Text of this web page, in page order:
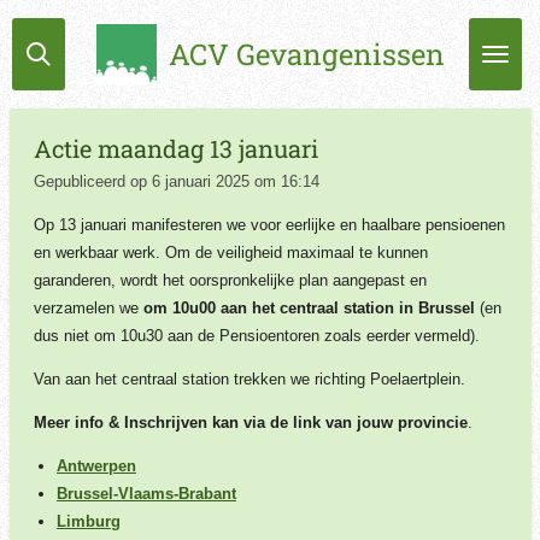
Ga
direct
de
hoofdinhoud
ACV Gevangenissen
Actie maandag 13 januari
Gepubliceerd op 6 januari 2025 om 16:14
Op 13 januari manifesteren we voor eerlijke en haalbare pensioenen
en werkbaar werk. Om de veiligheid maximaal te kunnen
garanderen, wordt het oorspronkelijke plan aangepast en
verzamelen we om 10u00 aan het centraal station in Brussel (en
dus niet om 10u30 aan de Pensioentoren zoals eerder vermeld).
Van aan het centraal station trekken we richting Poelaertplein.
Meer info & Inschrijven kan via de link van jouw provincie.
Antwerpen
Brussel-Vlaams-Brabant
Limburg